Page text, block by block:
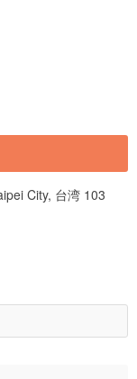
City, 台湾 103